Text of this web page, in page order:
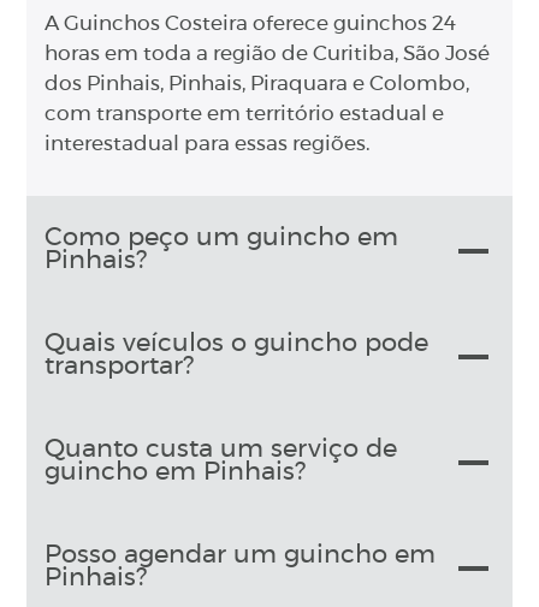
A Guinchos Costeira oferece guinchos 24
horas em toda a região de Curitiba, São José
dos Pinhais, Pinhais, Piraquara e Colombo,
com transporte em território estadual e
interestadual para essas regiões.
Como peço um guincho em
Pinhais?
Quais veículos o guincho pode
transportar?
Quanto custa um serviço de
guincho em Pinhais?
Posso agendar um guincho em
Pinhais?